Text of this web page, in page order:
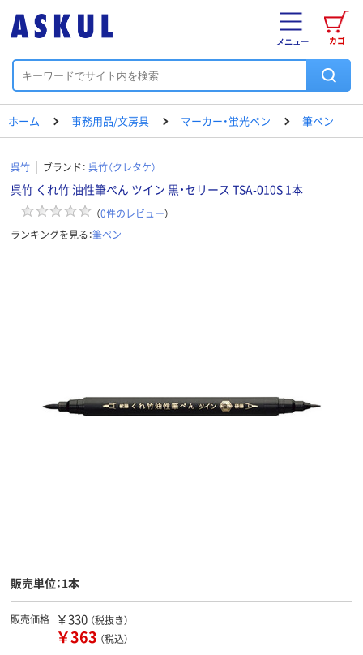
カゴ
メニュー
ホーム 事務用品/文房具 マーカー・蛍光ペン 筆ペン
呉竹 ブランド： 呉竹（クレタケ）
呉竹 くれ竹 油性筆ぺん ツイン 黒・セリース TSA-010S 1本
（0件のレビュー）
ランキングを見る：筆ペン
販売単位：1本
販売価格 ￥330 （税抜き）
￥363 （税込）